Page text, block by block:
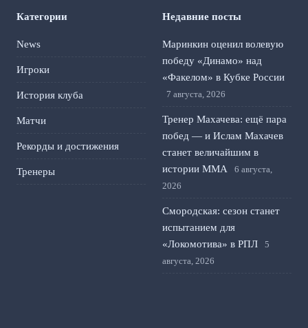
Категории
News
Игроки
История клуба
Матчи
Рекорды и достижения
Тренеры
Недавние посты
Маринкин оценил волевую
победу «Динамо» над
«Факелом» в Кубке России
7 августа, 2026
Тренер Махачева: ещё пара
побед — и Ислам Махачев
станет величайшим в
истории ММА
6 августа,
2026
Смородская: сезон станет
испытанием для
«Локомотива» в РПЛ
5
августа, 2026